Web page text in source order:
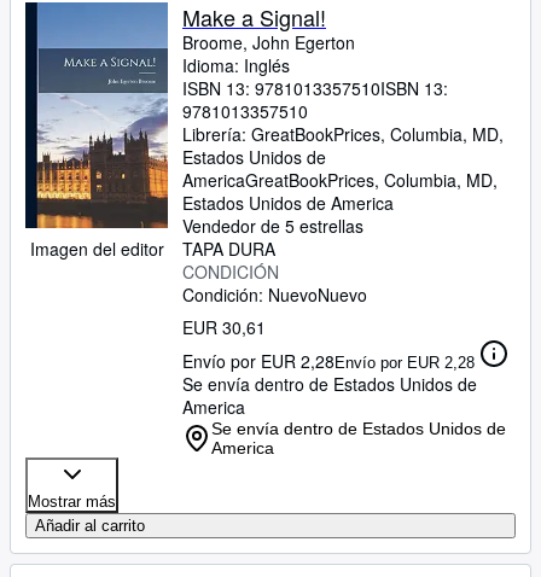
Imagen del editor
Make a Signal!
Broome, John Egerton
Idioma: Inglés
ISBN 13: 9781013357510ISBN 13:
9781013357510
Librería: GreatBookPrices, Columbia, MD,
Estados Unidos de
AmericaGreatBookPrices, Columbia, MD,
Estados Unidos de America
Vendedor de 5 estrellas
TAPA DURA
CONDICIÓN
Condición: NuevoNuevo
EUR 30,61
Envío por EUR 2,28Envío por EUR 2,28
Se envía dentro de Estados Unidos de
America
Se envía dentro de Estados Unidos de
America
Mostrar más
Añadir al carrito